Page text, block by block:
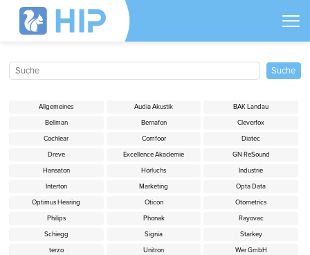
Allgemeines Audia Akustik
BAK Landau
Bellman
Bernafon
Cleverfox
Cochlear
Comfoor
Diatec
Dreve
Excellence Akademie
GN ReSound
Hansaton
Hörluchs
Industrie
Interton
Marketing
Opta Data
Optimus Hearing
Oticon
Otometrics
Philips
Phonak
Rayovac
Schiegg
Signia
Starkey
terzo
Unitron
Wer GmbH